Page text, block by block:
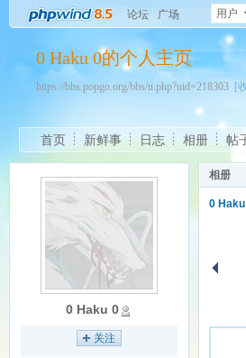
论坛 广场 用户
0 Haku 0的个人主页
https://bbs.popgo.org/bbs/u.php?uid=218303 [
首页 新鲜事 日志 相册 帖
0 Haku 0
关注
相册
0